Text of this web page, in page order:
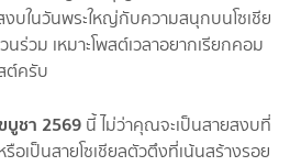
งบในวันพระใหญ่กับความสนุกบนโซเชีย
ร่วม เหมาะโพสต์เวลาอยากเรียกคอม
ต์ครับ
บูชา 2569 นี้ ไม่ว่าคุณจะเป็นสายสงบที่
อเป็นสายโซเชียลตัวตึงที่เน้นสร้างรอย